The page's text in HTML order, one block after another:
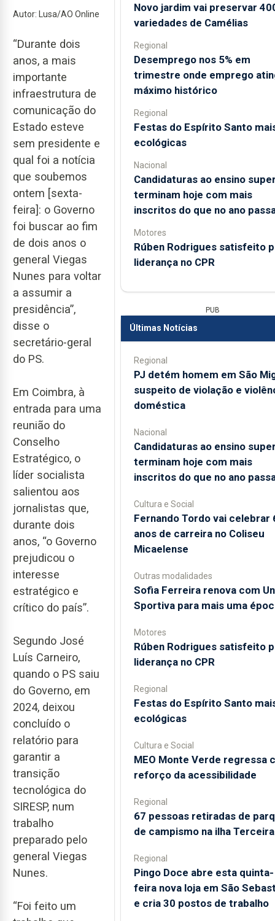
Autor: Lusa/AO Online
“Durante dois
anos, a mais
importante
infraestrutura de
comunicação do
Estado esteve
sem presidente e
qual foi a notícia
que soubemos
ontem [sexta-
feira]: o Governo
foi buscar ao fim
de dois anos o
general Viegas
Nunes para voltar
a assumir a
presidência”,
disse o
secretário-geral
do PS.
Em Coimbra, à
entrada para uma
reunião do
Conselho
Estratégico, o
líder socialista
salientou aos
jornalistas que,
durante dois
anos, “o Governo
prejudicou o
interesse
estratégico e
crítico do país”.
Segundo José
Luís Carneiro,
quando o PS saiu
do Governo, em
2024, deixou
concluído o
relatório para
garantir a
transição
tecnológica do
SIRESP, num
trabalho
preparado pelo
general Viegas
Nunes.
“Foi feito um
Novo jardim vai preservar
variedades de Camélias
Regional
Desemprego nos 5% em
trimestre onde emprego
máximo histórico
Regional
Festas do Espírito Santo
ecológicas
Nacional
Candidaturas ao ensino
terminam hoje com mais
inscritos do que no ano
Motores
Rúben Rodrigues satisfeito
liderança no CPR
PUB
Últimas Notícias
Regional
PJ detém homem em São
suspeito de violação e
doméstica
Nacional
Candidaturas ao ensino
terminam hoje com mais
inscritos do que no ano
Cultura e Social
Fernando Tordo vai celebrar
anos de carreira no Coliseu
Micaelense
Outras modalidades
Sofia Ferreira renova com
Sportiva para mais uma
Motores
Rúben Rodrigues satisfeito
liderança no CPR
Regional
Festas do Espírito Santo
ecológicas
Cultura e Social
MEO Monte Verde regressa
reforço da acessibilidade
Regional
67 pessoas retiradas de
de campismo na ilha Terceira
Regional
Pingo Doce abre esta quinta-
feira nova loja em São
e cria 30 postos de trabalho